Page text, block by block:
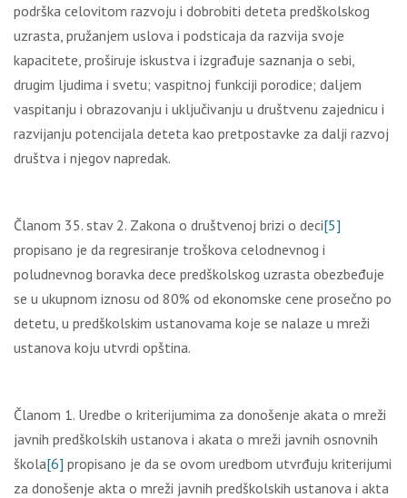
podrška celovitom razvoju i dobrobiti deteta predškolskog
uzrasta, pružanjem uslova i podsticaja da razvija svoje
kapacitete, proširuje iskustva i izgrađuje saznanja o sebi,
drugim ljudima i svetu; vaspitnoj funkciji porodice; daljem
vaspitanju i obrazovanju i uključivanju u društvenu zajednicu i
razvijanju potencijala deteta kao pretpostavke za dalji razvoj
društva i njegov napredak.
Članom 35. stav 2. Zakona o društvenoj brizi o deci[5]
propisano je da regresiranje troškova celodnevnog i
poludnevnog boravka dece predškolskog uzrasta obezbeđuje
se u ukupnom iznosu od 80% od ekonomske cene prosečno po
detetu, u predškolskim ustanovama koje se nalaze u mreži
ustanova koju utvrdi opština.
Članom 1. Uredbe o kriterijumima za donošenje akata o mreži
javnih predškolskih ustanova i akata o mreži javnih osnovnih
škola[6] propisano je da se ovom uredbom utvrđuju kriterijumi
za donošenje akta o mreži javnih predškolskih ustanova i akta